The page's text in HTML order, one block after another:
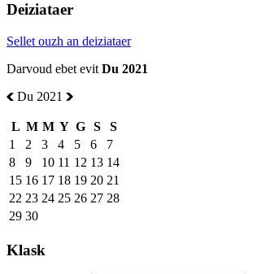
Deiziataer
Sellet ouzh an deiziataer
Darvoud ebet evit Du 2021
Du 2021
L M M Y G S
S
1
2 3 4 5 6
7
8
9 10 11 12 13 14
15 16 17 18 19 20 21
22 23 24 25 26 27 28
29 30
Klask